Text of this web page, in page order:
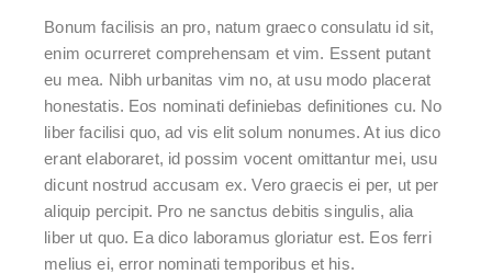
Bonum facilisis an pro, natum graeco consulatu id sit,
enim ocurreret comprehensam et vim. Essent putant
eu mea. Nibh urbanitas vim no, at usu modo placerat
honestatis. Eos nominati definiebas definitiones cu. No
liber facilisi quo, ad vis elit solum nonumes. At ius dico
erant elaboraret, id possim vocent omittantur mei, usu
dicunt nostrud accusam ex. Vero graecis ei per, ut per
aliquip percipit. Pro ne sanctus debitis singulis, alia
liber ut quo. Ea dico laboramus gloriatur est. Eos ferri
melius ei, error nominati temporibus et his.